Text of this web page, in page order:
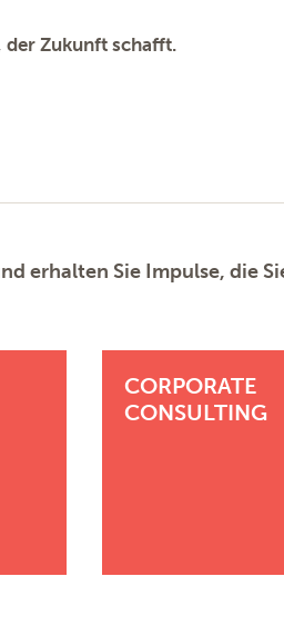
der Zukunft schafft.
erhalten Sie Impulse, die
CORPORATE
CONSULTING